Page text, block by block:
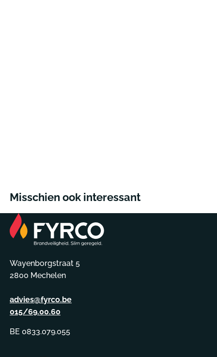
Misschien ook interessant
Wayenborgstraat 5
2800 Mechelen
advies@fyrco.be
015/69.00.60
BE 0833.079.055